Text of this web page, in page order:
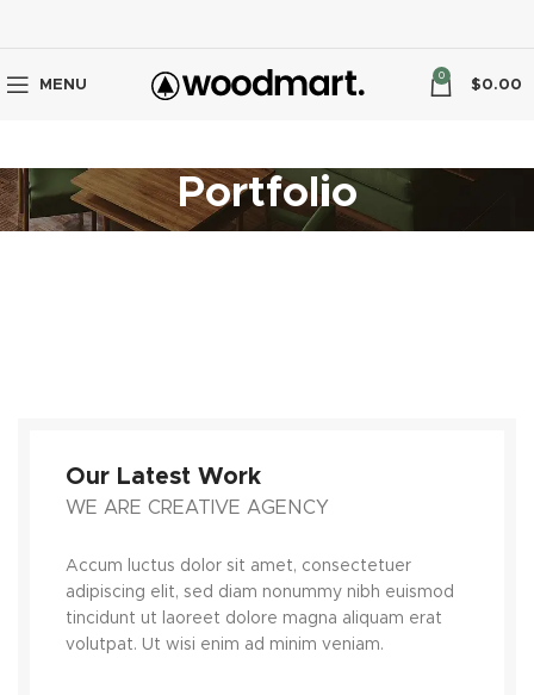
MENU
0
$0.00
Portfolio
Our Latest Work
WE ARE CREATIVE AGENCY
Accum luctus dolor sit amet, consectetuer
adipiscing elit, sed diam nonummy nibh euismod
tincidunt ut laoreet dolore magna aliquam erat
volutpat. Ut wisi enim ad minim veniam.